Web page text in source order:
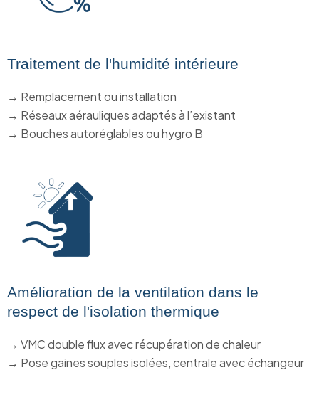
Traitement de l'humidité intérieure
→ Remplacement ou installation
→ Réseaux aérauliques adaptés à l’existant
→ Bouches autoréglables ou hygro B
Amélioration de la ventilation dans le
respect de l'isolation thermique
→ VMC double flux avec récupération de chaleur
→ Pose gaines souples isolées, centrale avec échangeur